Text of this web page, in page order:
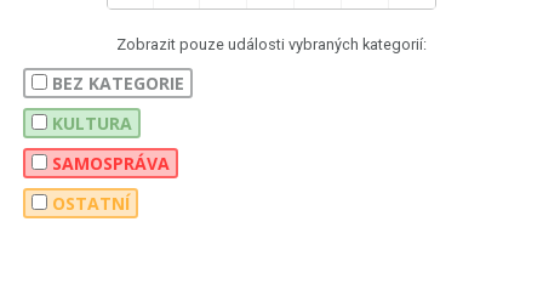
Zobrazit pouze události vybraných kategorií:
BEZ KATEGORIE
KULTURA
SAMOSPRÁVA
OSTATNÍ